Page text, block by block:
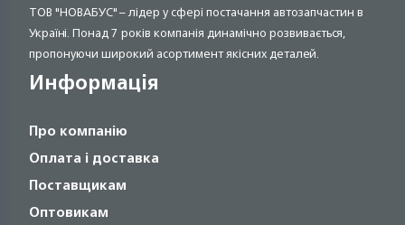
ТОВ "НОВАБУС" – лідер у сфері постачання автозапчастин в
Україні. Понад 7 років компанія динамічно розвивається,
пропонуючи широкий асортимент якісних деталей.
Информація
Про компанію
Оплата і доставка
Поставщикам
Оптовикам